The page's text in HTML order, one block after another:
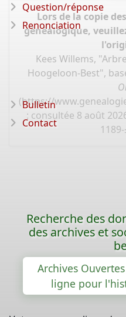
Lors de la copie
généalogique,
Kees Willems,
Hoogeloon-Best",
(https://
: consultée 8 août
Question/réponse
Renonciation
Bulletin
Contact
Recherche des
des archives et
Archives
ligne pour